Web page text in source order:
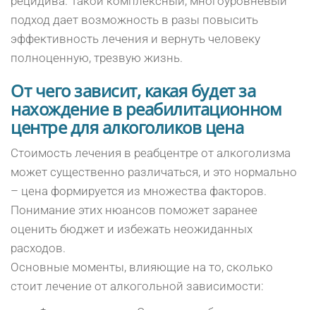
подход дает возможность в разы повысить
эффективность лечения и вернуть человеку
полноценную, трезвую жизнь.
От чего зависит, какая будет за
нахождение в реабилитационном
центре для алкоголиков цена
Стоимость лечения в реабцентре от алкоголизма
может существенно различаться, и это нормально
– цена формируется из множества факторов.
Понимание этих нюансов поможет заранее
оценить бюджет и избежать неожиданных
расходов.
Основные моменты, влияющие на то, сколько
стоит лечение от алкогольной зависимости: